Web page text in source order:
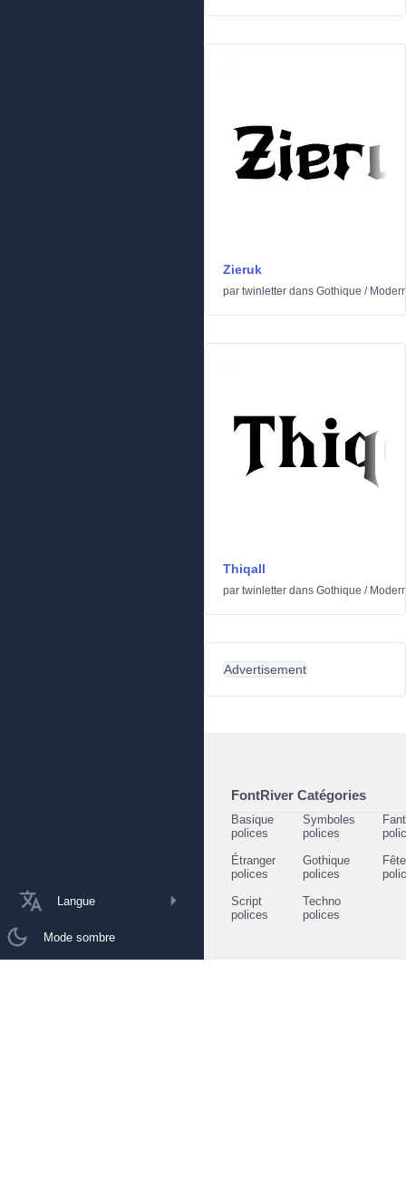
Langue
Mode sombre
Zieruk
par twinletter dans Gothique /
Thiqall
par twinletter dans Gothique /
Advertisement
FontRiver Catégories
Basique
polices
Symboles
polices
Étranger
polices
Gothique
polices
Script
polices
Techno
polices